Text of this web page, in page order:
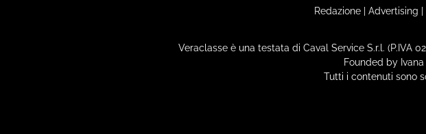
Redazione| Advertising |
Veraclasse è una testata di Caval Service S.r.l. (P.IVA
Founded by
Tutti i contenuti sono